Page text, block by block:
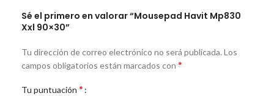
Sé el primero en valorar “Mousepad Havit Mp830
Xxl 90×30”
Tu dirección de correo electrónico no será publicada. Los
campos obligatorios están marcados con *
Tu puntuación *